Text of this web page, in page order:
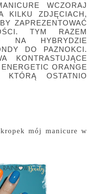
WCZORAJ
KILKU ZDJĘCIACH,
ZAPREZENTOWAĆ
TYM RAZEM
NA HYBRYDZIE
DO PAZNOKCI.
KONTRASTUJĄCE
ORANGE
KTÓRĄ OSTATNIO
mój manicure w